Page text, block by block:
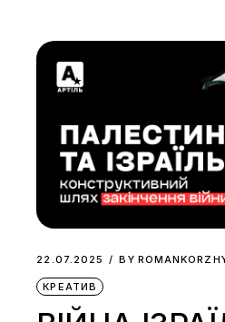
22.07.2025 BY
КРЕАТИВ